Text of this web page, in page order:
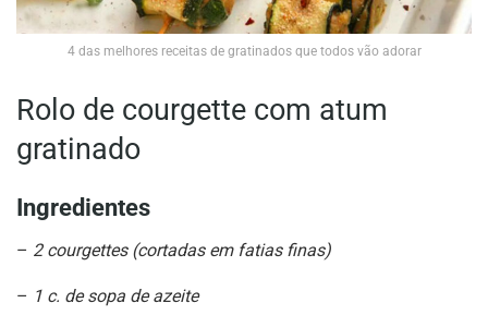
4 das melhores receitas de gratinados que todos vão adorar
Rolo de courgette com atum
gratinado
Ingredientes
– 2 courgettes (cortadas em fatias finas)
– 1 c. de sopa de azeite